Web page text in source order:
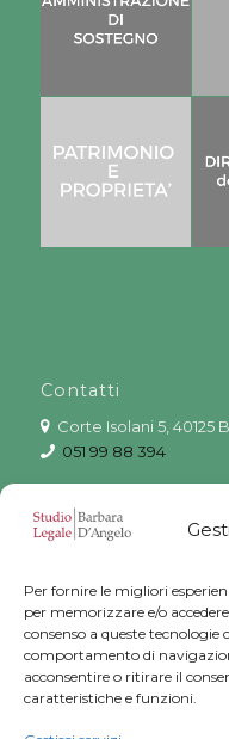
Per fornire le migliori
per memorizzare e/o
consenso a queste
comportamento di
acconsentire o ritirare il
caratteristiche e funzioni.
Contatti
Corte Isolani 5, 40125
051 99 88 394
051 6569341
FacebookAvvocato
InstagramAvvocato
LinkedinBarbara